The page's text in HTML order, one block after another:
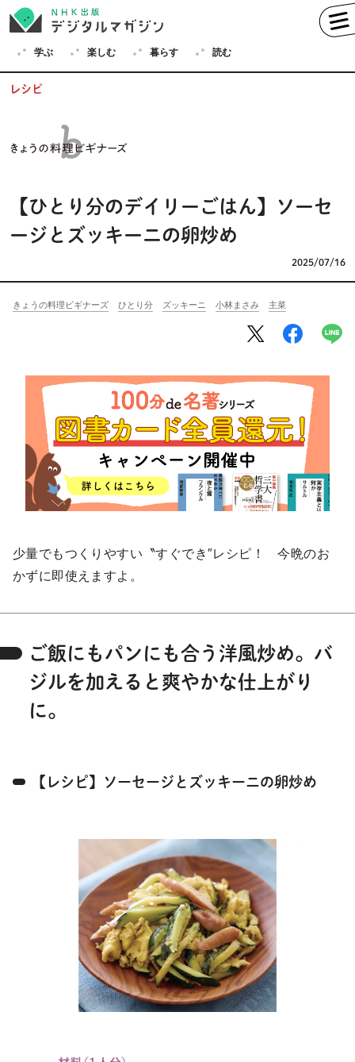
学ぶ 楽しむ 暮らす 読む
ドイツ語 イタリア語
スペイン語 ロシア語
ハングル（韓国語）
短歌 囲碁
暮らす 料理 園芸 ハンドメイド
健康 その他
教養 NHK出版新書
NHKブックス 100分de名著
きょうの
ABOUT
keyword
レシピ
【ひとり分のデイリーごはん】ソーセ
ージとズッキーニの卵炒め
2025/07/16
きょうの料理ビギナーズ ひとり分 ズッキーニ 小林まさみ 主菜
少量でもつくりやすい〝すぐでき″レシピ！ 今晩のお
かずに即使えますよ。
ご飯にもパンにも合う洋風炒め。バ
ジルを加えると爽やかな仕上がり
に。
【レシピ】ソーセージとズッキーニの卵炒め